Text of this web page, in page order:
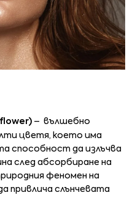
– вълшебно
цветя, което има
способност да излъчва
след абсорбиране на
феномен на
привлича слънчевата